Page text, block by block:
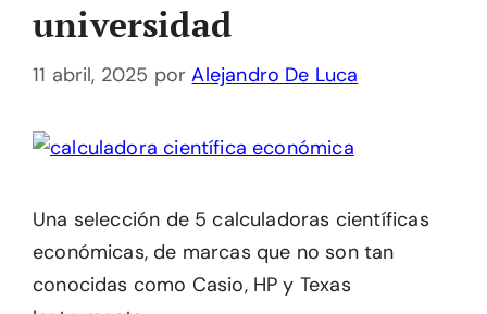
universidad
11 abril, 2025 porAlejandro De Luca
Una selección de 5 calculadoras científicas
económicas, de marcas que no son tan
conocidas como Casio, HP y Texas